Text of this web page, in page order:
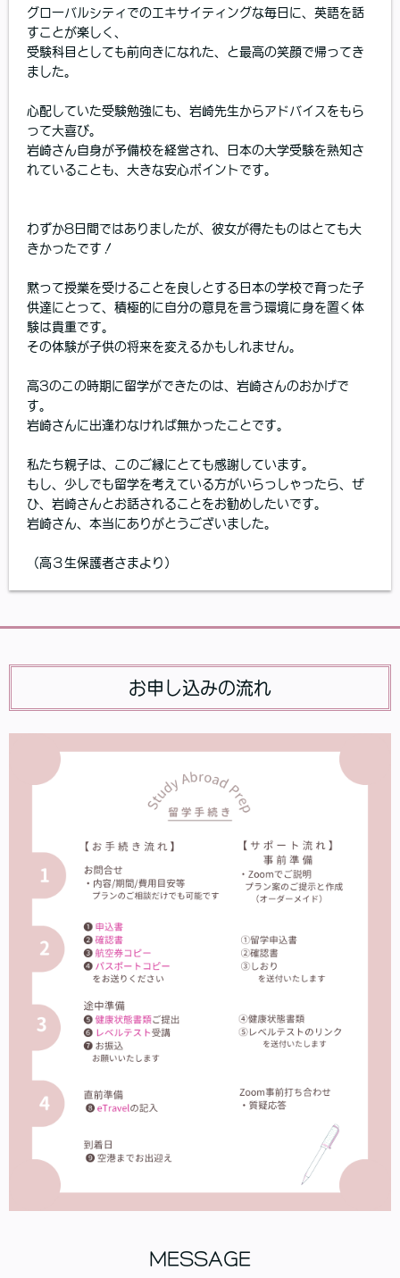
グローバルシティでのエキサイティングな毎日に、英語を話
すことが楽しく、
受験科目としても前向きになれた、と最高の笑顔で帰ってき
ました。
心配していた受験勉強にも、岩崎先生からアドバイスをもら
って大喜び。
岩崎さん自身が予備校を経営され、日本の大学受験を熟知さ
れていることも、大きな安心ポイントです。
わずか8日間ではありましたが、彼女が得たものはとても大
きかったです！
黙って授業を受けることを良しとする日本の学校で育った子
供達にとって、積極的に自分の意見を言う環境に身を置く体
験は貴重です。
その体験が子供の将来を変えるかもしれません。
高3のこの時期に留学ができたのは、岩崎さんのおかげで
す。
岩崎さんに出逢わなければ無かったことです。
私たち親子は、このご縁にとても感謝しています。
もし、少しでも留学を考えている方がいらっしゃったら、ぜ
ひ、岩崎さんとお話されることをお勧めしたいです。
岩崎さん、本当にありがとうございました。
（高３生保護者さまより）
お申し込みの流れ
MESSAGE